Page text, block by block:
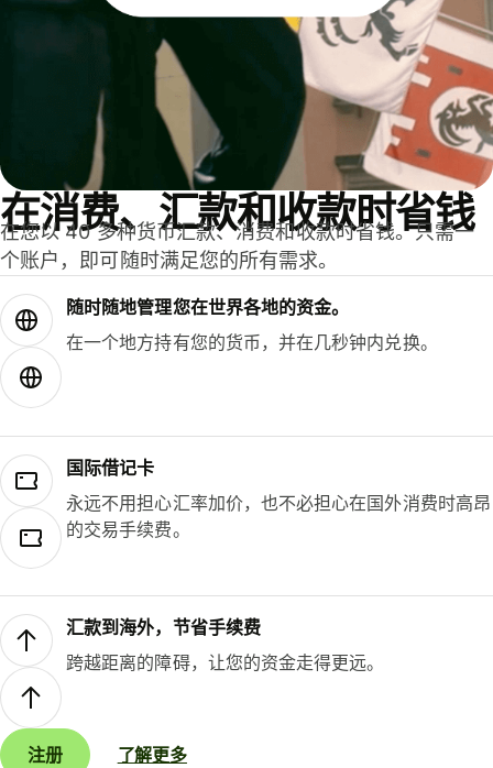
在消费、汇款和收款时省钱
在您以 40 多种货币汇款、消费和收款时省钱。只需一
个账户，即可随时满足您的所有需求。
随时随地管理您在世界各地的资金。
在一个地方持有您的货币，并在几秒钟内兑换。
国际借记卡
永远不用担心汇率加价，也不必担心在国外消费时高昂
的交易手续费。
汇款到海外，节省手续费
跨越距离的障碍，让您的资金走得更远。
注册 了解更多